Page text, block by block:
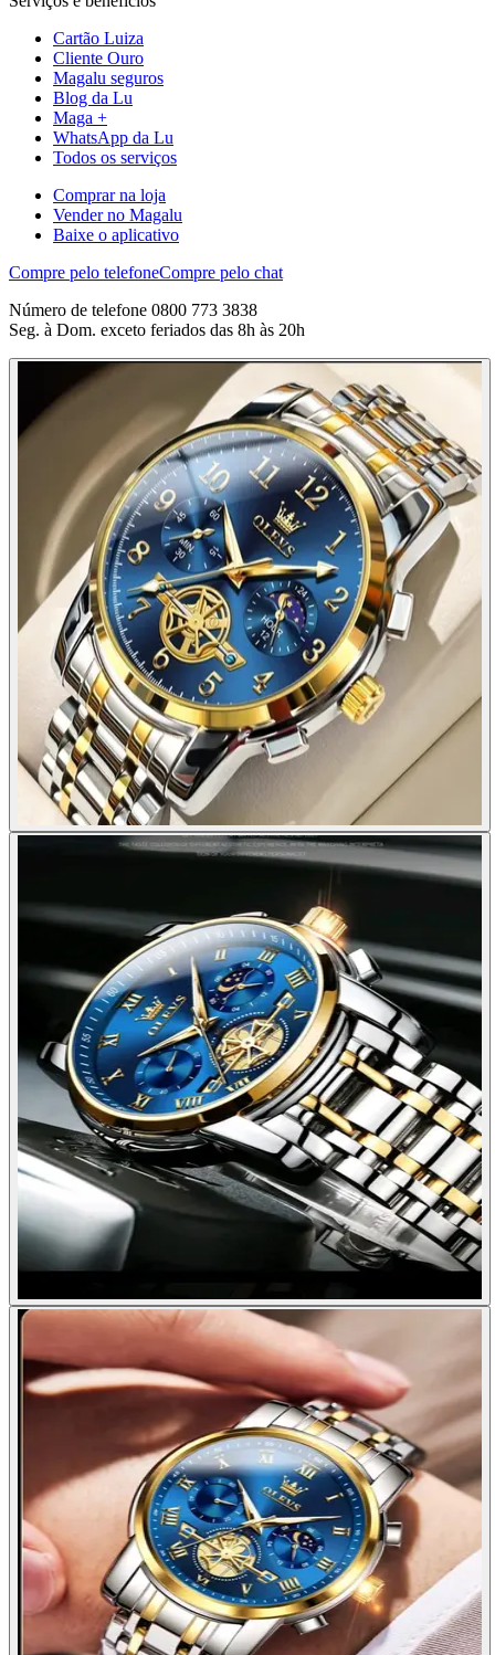
Cartão Luiza
Cliente Ouro
Magalu seguros
Blog da Lu
Maga +
WhatsApp da Lu
Todos os serviços
Comprar na loja
Vender no Magalu
Baixe o aplicativo
Compre pelo telefoneCompre pelo chat
Número de telefone 0800 773 3838
Seg. à Dom. exceto feriados das 8h às 20h